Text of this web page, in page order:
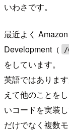
いわさです。
最近よく
Development（
/
をしています。
英語ではありま
えて他のことを
いコードを実装
だけでなく複数